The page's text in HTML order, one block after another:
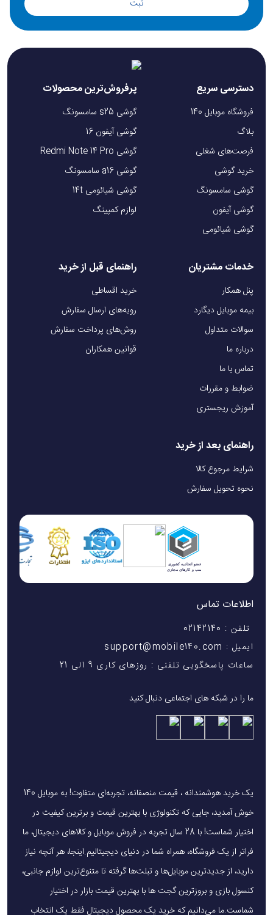
ثبت
دسترسی سریع
فروشگاه موبایل 140
بلاگ
فرصت‌های شغلی
خرید گوشی
گوشی سامسونگ
گوشی آیفون
گوشی شیائومی
پرفروش‌ترین محصولات
گوشی s25 سامسونگ
گوشی آیفون 16
گوشی Redmi Note 14 Pro
گوشی a16 سامسونگ
گوشی شیائومی 14t
لوازم کمپینگ
خدمات مشتریان
پنل همکار
بیمه موبایل دیگارد
سوالات متداول
درباره ما
تماس با ما
ضوابط و مقررات
آموزش ریجستری
راهنمای قبل از خرید
خرید اقساطی
رویه‌های ارسال سفارش
روش‌های پرداخت سفارش
قوانین همکاران
راهنمای بعد از خرید
شرایط مرجوع کالا
نحوه تحویل سفارش
اطلاعات تماس
تلفن : 02142140
ایمیل : support@mobile140.com
ساعات پاسخگویی تلفنی : روزهای کاری 9 الی 21
ما را در شبکه های اجتماعی دنبال کنید
یک خرید هوشمندانه ، قیمت منصفانه، تجربه‌ای متفاوت! به موبایل 140
خوش آمدید، جایی که تکنولوژی با بهترین قیمت و برترین کیفیت در
اختیار شماست! با 28 سال تجربه در فروش موبایل و کالاهای دیجیتال، ما
فراتر از یک فروشگاه، همراه شما در دنیای دیجیتالیم.اینجا، هر آنچه نیاز
دارید، از جدیدترین موبایل‌ها و تبلت‌ها گرفته تا متنوع‌ترین لوازم جانبی،
کنسول بازی و بروزترین گجت ها با بهترین قیمت بازار در اختیار
شماست.ما می‌دانیم که خرید یک محصول دیجیتال فقط یک انتخاب